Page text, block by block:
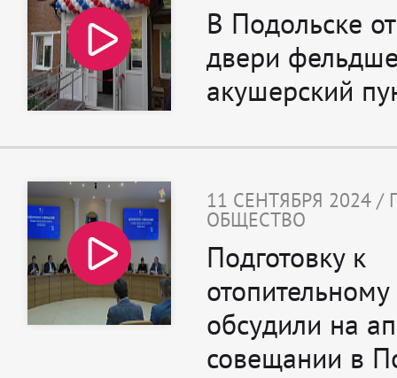
В Подольске
двери
акушерский
11 СЕНТЯБРЯ 2024
ОБЩЕСТВО
Подготовку к
отопительному
обсудили на
совещании в